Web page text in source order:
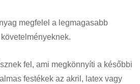
megfelel a legmagasabb
fel, ami megkönnyíti a későbbi
festékek az akril, latex vagy